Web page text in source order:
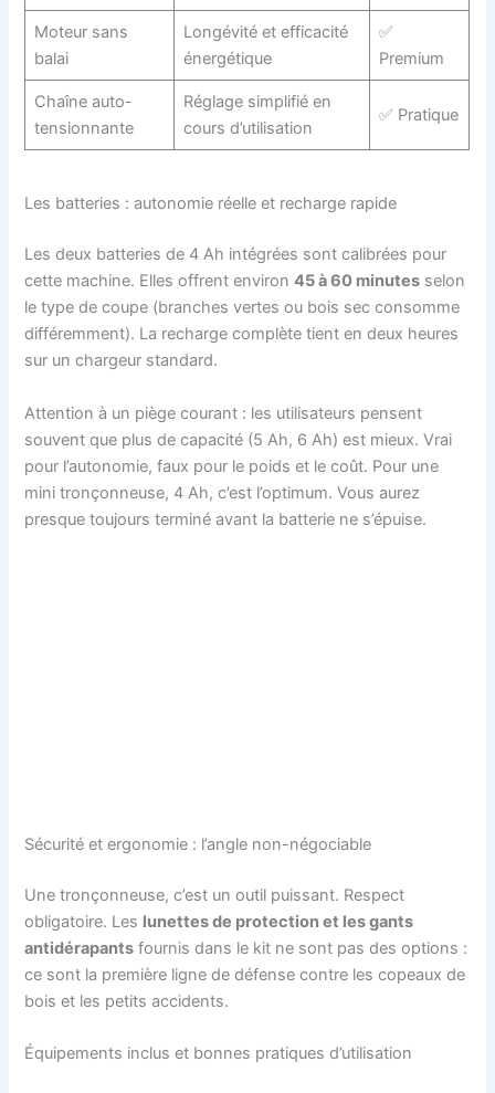
Moteur sans
balai
Longévité et efficacité
énergétique
✅
Premium
Chaîne auto-
tensionnante
Réglage simplifié en
cours d’utilisation
✅ Pratique
Les batteries : autonomie réelle et recharge rapide
Les deux batteries de 4 Ah intégrées sont calibrées pour
cette machine. Elles offrent environ45 à 60 minutes selon
le type de coupe (branches vertes ou bois sec consomme
différemment). La recharge complète tient en deux heures
sur un chargeur standard.
Attention à un piège courant : les utilisateurs pensent
souvent que plus de capacité (5 Ah, 6 Ah) est mieux. Vrai
pour l’autonomie, faux pour le poids et le coût. Pour une
mini tronçonneuse, 4 Ah, c’est l’optimum. Vous aurez
presque toujours terminé avant la batterie ne s’épuise.
Sécurité et ergonomie : l’angle non-négociable
Une tronçonneuse, c’est un outil puissant. Respect
obligatoire. Les lunettes de protection et les gants
antidérapants fournis dans le kit ne sont pas des options :
ce sont la première ligne de défense contre les copeaux de
bois et les petits accidents.
Équipements inclus et bonnes pratiques d’utilisation